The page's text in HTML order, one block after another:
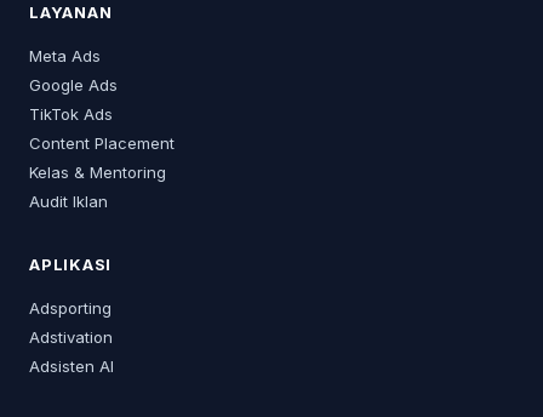
LAYANAN
Meta Ads
Google Ads
TikTok Ads
Content Placement
Kelas & Mentoring
Audit Iklan
APLIKASI
Adsporting
Adstivation
Adsisten AI